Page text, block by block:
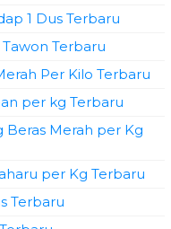
1 Dus Terbaru
Terbaru
Per Kilo Terbaru
per kg Terbaru
Beras Merah per Kg
per Kg Terbaru
Terbaru